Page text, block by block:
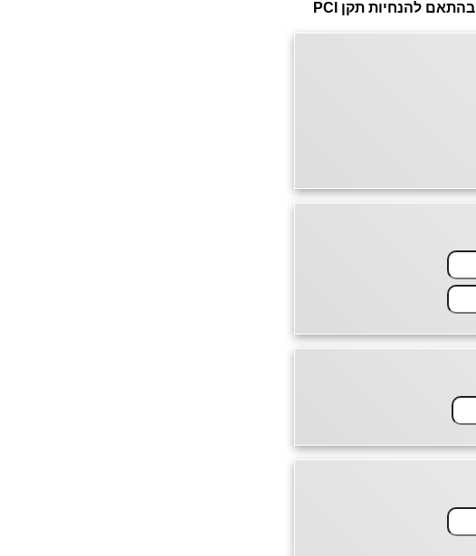
דף זה מאובטח בהצפנת SSL 2048bit. המידע אודות הפעולה מוצפן בהתאם להנחיות תקן PCI